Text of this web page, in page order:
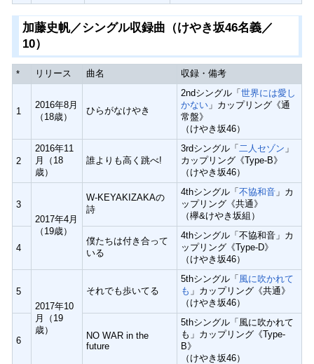
加藤史帆／シングル収録曲（けやき坂46名義／
10）
* リリース 曲名 収録・備考
1
2016年8月
（18歳）
ひらがなけやき
2ndシングル「 世界には愛し
かない」カップリング《通
常盤》
（けやき坂46）
2
2016年11
月（18
歳）
誰よりも高く跳べ!
3rdシングル「 二人セゾン 」
カップリング《Type-B》
（けやき坂46）
3
2017年4月
（19歳）
W-KEYAKIZAKAの
詩
4thシングル「 不協和音」カ
ップリング《共通》
（欅&けやき坂組）
4
僕たちは付き合って
いる
4thシングル「不協和音」カ
ップリング《Type-D》
（けやき坂46）
5
2017年10
月（19
歳）
それでも歩いてる
5thシングル「 風に吹かれて
も 」カップリング《共通》
（けやき坂46）
6
NO WAR in the
future
5thシングル「風に吹かれて
も」カップリング《Type-
B》
（けやき坂46）